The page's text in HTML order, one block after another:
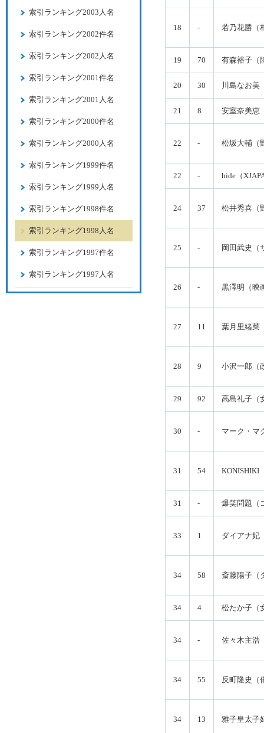
18 - 若乃花勝（
19 70 有森裕子（
20 30 川島なお美
21 8 安室奈美恵
22 - 松坂大輔（
22 - hide（
24 37 松井秀喜（
25 - 岡田武史（
26 - 黒澤明（映
27 11 葉月里緒菜
28 9 小沢一郎（
29 92 高島礼子（
30 - マーク・マ
31 54 KONISHIKI
31 - 爆笑問題（
33 1 ダイアナ妃
34 58 斎藤陽子（
34 4 松たか子（
34 - 佐々木主浩
34 55 反町隆史（
34 13 雅子皇太子
索引ランキング2003人名
索引ランキング2002件名
索引ランキング2002人名
索引ランキング2001件名
索引ランキング2001人名
索引ランキング2000件名
索引ランキング2000人名
索引ランキング1999件名
索引ランキング1999人名
索引ランキング1998件名
索引ランキング1998人名
索引ランキング1997件名
索引ランキング1997人名